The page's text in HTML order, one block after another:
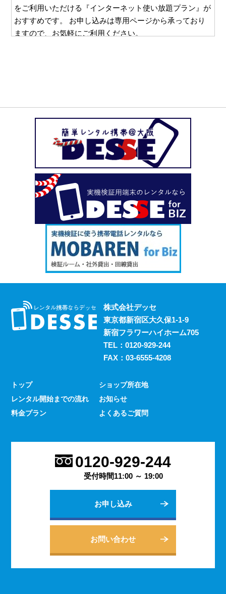
をご利用いただける『インターネット使い放題プラン』が
おすすめです。 お申し込みは専用ページから承っており
ますので、お気軽にご利用ください。
にお送りすることは一切ございません。 お客様と直接や
り取りのできるメールやお電話でのご請求となりますの
で、万一レンタルスマホの使用を他の方に知られたくな
い、という場合も安心してご利用いただけます。
デッセがスマホのレンタルと並行して展開しているのが、
ポケットwifiのレンタルサービスです。 街中にもフリーwifi
はありますが、通信速度に難があったり接続に制限があっ
たりと不便な面も否めません。 それらの影響を受けず、
電波圏内ならいつでも快適にインターネットを楽しめるポ
ケットwifiをレンタルでお得にご利用いただけます。 ご希
望の際はお気軽にご相談ください。
レンタルスマホには通話・通信以外にも様々な利用方法が
あります。 例えば、スマホ用アプリの開発における実機
検証用にスマホのレンタルをお考えの際は、デッセまでご
相談ください。
過去に発生した料金トラブルなど、身の回りの様々な事情
からスマホの利用契約を締結できない、という方は意外に
うな連絡手段となるものは手元にないと何かと手間がかか
るものです。 デッセでは、そういった方であっても気軽
にご契約いただけるレンタルスマホサービスのご案内を行
してだけでなく出退勤やスケジュールの管理などにも活躍
します。 会社は人の出入りもありますので、通常のスマ
ホのように1台1台契約するよりも、まとめてレンタルする
方がよりお得に利用できます。 会社用のレンタルスマホ
個人でのご利用から法人向けの複数台のご利用まで、お客
様の用途に合わせた様々な利用方法を提案できるデッセの
株式会社デッセ
東京都新宿区大久保1-1-9
新宿フラワーハイホーム705
TEL： 0120-929-244
FAX：03-6555-4208
トップ
レンタル開始までの流れ
料金プラン
ショップ所在地
お知らせ
よくあるご質問
0120-929-244
受付時間11:00 ～ 19:00
お申し込み
お問い合わせ